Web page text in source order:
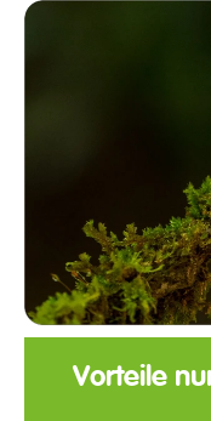
Vorteile